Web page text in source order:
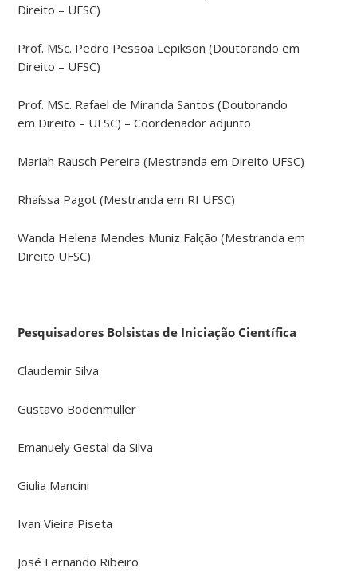
Direito – UFSC)
Prof. MSc. Pedro Pessoa Lepikson (Doutorando em
Direito – UFSC)
Prof. MSc. Rafael de Miranda Santos (Doutorando
em Direito – UFSC) – Coordenador adjunto
Mariah Rausch Pereira (Mestranda em Direito UFSC)
Rhaíssa Pagot (Mestranda em RI UFSC)
Wanda Helena Mendes Muniz Falção (Mestranda em
Direito UFSC)
Pesquisadores Bolsistas de Iniciação Científica
Claudemir Silva
Gustavo Bodenmuller
Emanuely Gestal da Silva
Giulia Mancini
Ivan Vieira Piseta
José Fernando Ribeiro